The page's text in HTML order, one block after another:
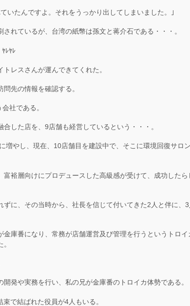
いたんですよ。それをうっかり出してしまいました。｣
れているが、台湾の紙幣は孫文と蒋介石である・・・。
ﾚﾔﾚ
レスさんが運んできてくれた。
先の情報を確認する。
社である。
した店を、9店舗も経営しているという・・・。
増やし、現在、10店舗目を建設中で、そこに環境回復サロ
裕層向けにプロデュースした高級感が受けて、成功したら
に、その当時から、社長を信じて付いてきた2人と伴に、3
庫番になり、常務が店舗運営及び管理を行うというトロイ
発や実務を行い、私の兄が金庫番のトロイカ体勢である。
で結ばれた役員が4人もいる。